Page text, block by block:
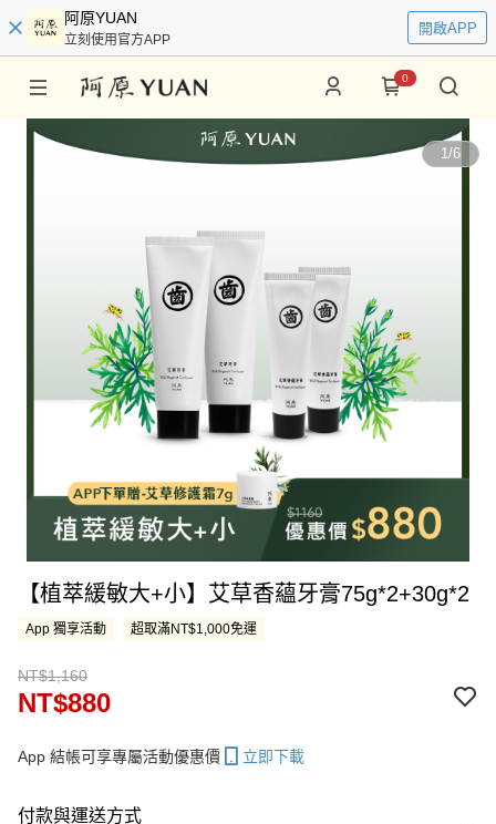
阿原YUAN
立刻使用官方APP
開啟APP
0
1/6
【植萃緩敏大+小】艾草香蘊牙膏75g*2+30g*2
App 獨享活動 超取滿NT$1,000免運
NT$1,160
NT$880
App 結帳可享專屬活動優惠價 立即下載
付款與運送方式